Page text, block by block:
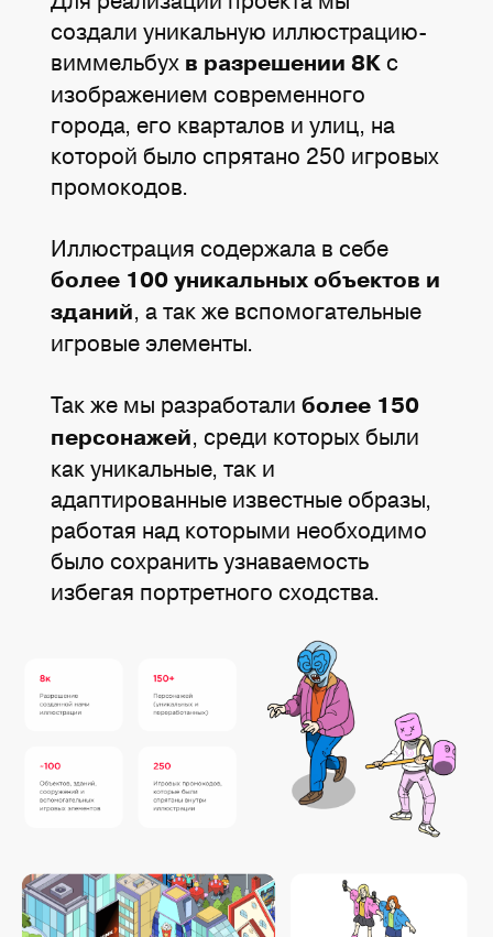
создали уникальную иллюстрацию-
виммельбух в разрешении 8Кс
изображением современного
города, его кварталов и улиц, на
которой было спрятано 250 игровых
промокодов.
Иллюстрация содержала в себе
более 100 уникальных объектов и
зданий, а так же вспомогательные
игровые элементы.
Так же мы разработалиболее 150
персонажей, среди которых были
как уникальные, так и
адаптированные известные образы,
работая над которыми необходимо
было сохранить узнаваемость
избегая портретного сходства.